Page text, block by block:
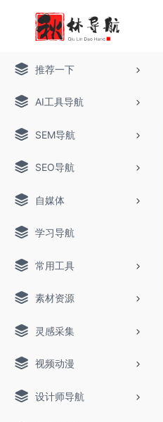
推荐一下
AI工具导航
SEM导航
SEO导航
自媒体
学习导航
常用工具
素材资源
灵感采集
视频动漫
设计师导航